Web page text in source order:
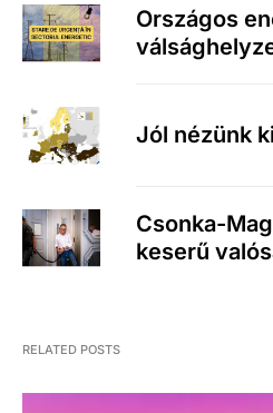
Országos
Jól nézünk
Csonka-
keserű
RELATED POSTS